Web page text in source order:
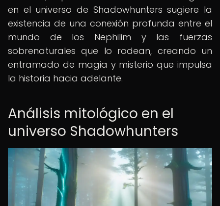
en el universo de Shadowhunters sugiere la
existencia de una conexión profunda entre el
mundo de los Nephilim y las fuerzas
sobrenaturales que lo rodean, creando un
entramado de magia y misterio que impulsa
la historia hacia adelante.
Análisis mitológico en el
universo Shadowhunters